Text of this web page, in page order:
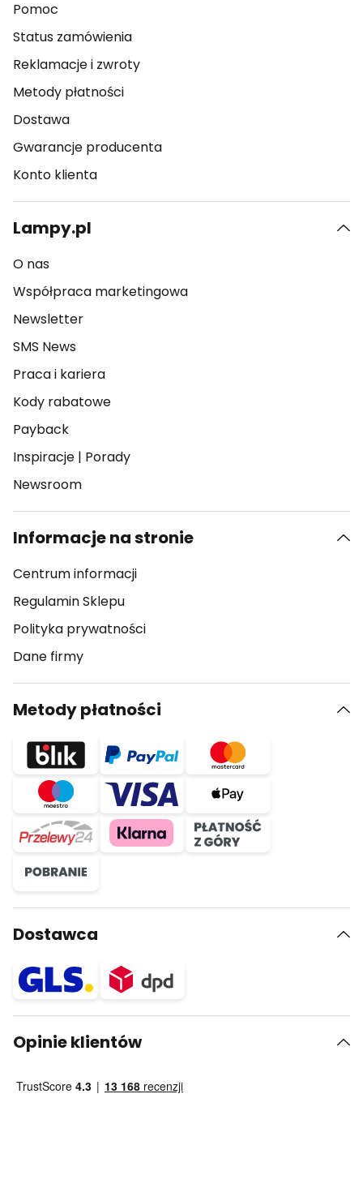
Pomoc
Status zamówienia
Reklamacje i zwroty
Metody płatności
Dostawa
Gwarancje producenta
Konto klienta
Lampy.pl
O nas
Współpraca marketingowa
Newsletter
SMS News
Praca i kariera
Kody rabatowe
Payback
Inspiracje | Porady
Newsroom
Informacje na stronie
Centrum informacji
Regulamin Sklepu
Polityka prywatności
Dane firmy
Metody płatności
Dostawca
Opinie klientów